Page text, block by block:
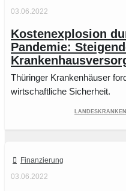
03.06.2022
Kostenexplosion
Pandemie:
Thüringer Krankenhäuser
wirtschaftliche Sicherheit.
Finanzierung
03.06.2022